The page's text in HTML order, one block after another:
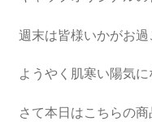
週末は皆様いかがお過
ようやく肌寒い陽気
さて本日はこちらの商